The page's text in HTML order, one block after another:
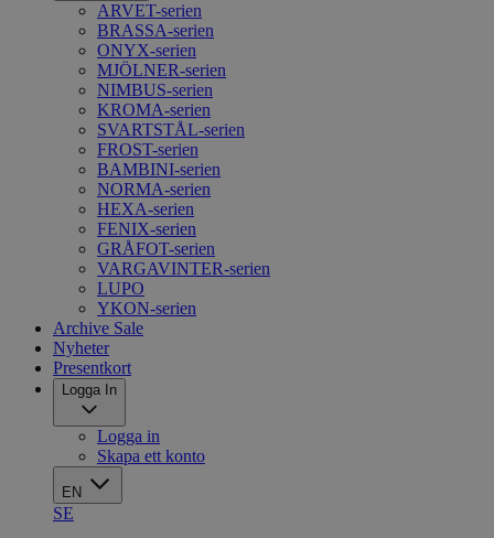
ARVET-serien
BRASSA-serien
ONYX-serien
MJÖLNER-serien
NIMBUS-serien
KROMA-serien
SVARTSTÅL-serien
FROST-serien
BAMBINI-serien
NORMA-serien
HEXA-serien
FENIX-serien
GRÅFOT-serien
VARGAVINTER-serien
LUPO
YKON-serien
Archive Sale
Nyheter
Presentkort
Logga In
Logga in
Skapa ett konto
EN
SE